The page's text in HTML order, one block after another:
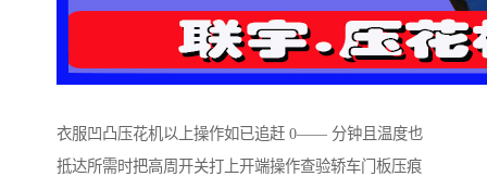
衣服凹凸压花机以上操作如已追赶 0—— 分钟且温度也
抵达所需时把高周开关打上开端操作查验轿车门板压痕